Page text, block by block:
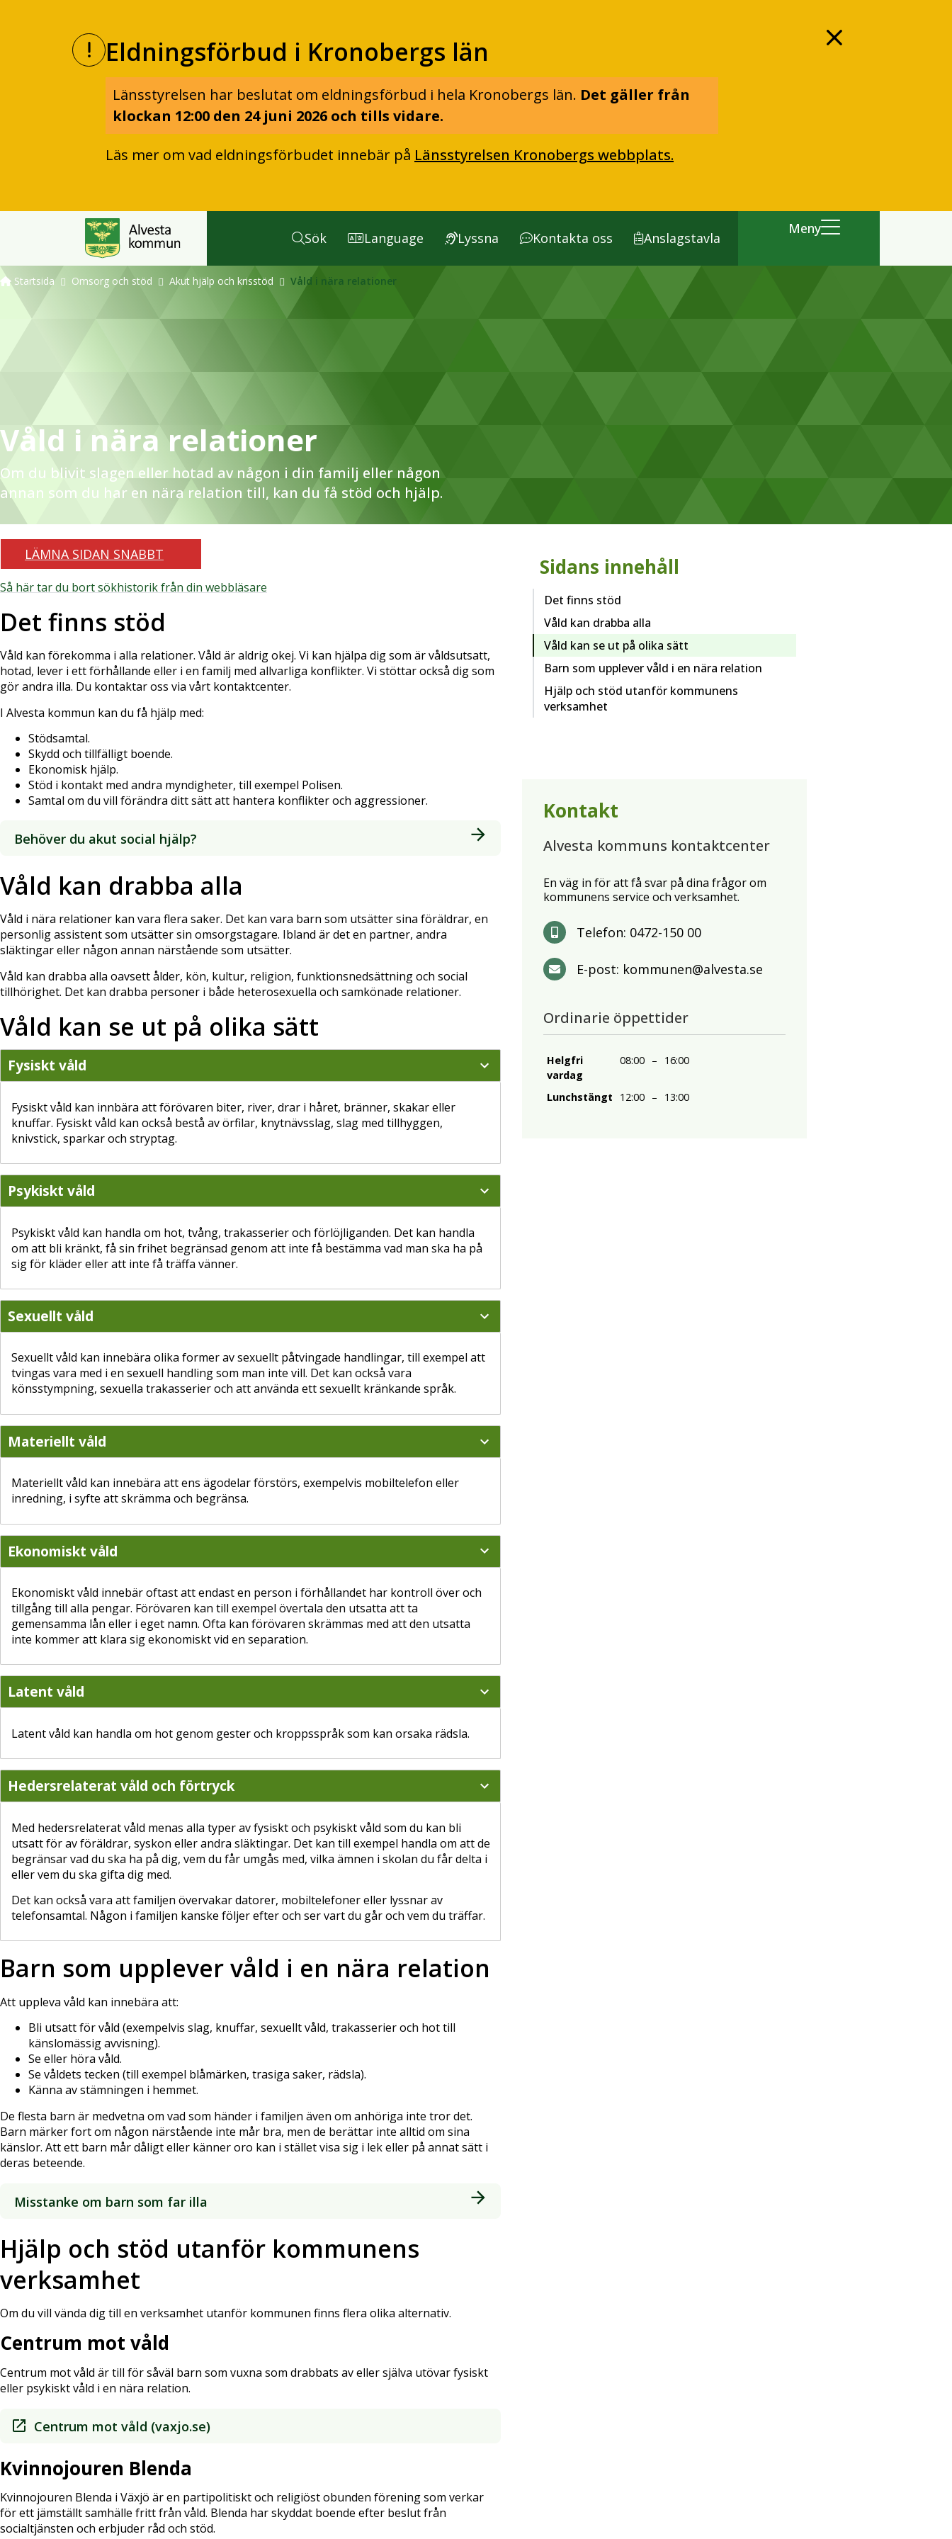
Eldningsförbud i Kronobergs län
Länsstyrelsen har beslutat om eldningsförbud i hela Kronobergs län. Det gäller från
klockan 12:00 den 24 juni 2026 och tills vidare.
Läs mer om vad eldningsförbudet innebär på Länsstyrelsen Kronobergs webbplats.
Sök Language Lyssna Kontakta oss Anslagstavla
Meny
Startsida Omsorg och stöd Akut hjälp och krisstöd Våld i nära relationer
Våld i nära relationer
Om du blivit slagen eller hotad av någon i din familj eller någon
annan som du har en nära relation till, kan du få stöd och hjälp.
LÄMNA SIDAN SNABBT
Så här tar du bort sökhistorik från din webbläsare
Det finns stöd
Våld kan förekomma i alla relationer. Våld är aldrig okej. Vi kan hjälpa dig som är våldsutsatt,
hotad, lever i ett förhållande eller i en familj med allvarliga konflikter. Vi stöttar också dig som
gör andra illa. Du kontaktar oss via vårt kontaktcenter.
I Alvesta kommun kan du få hjälp med:
Stödsamtal.
Skydd och tillfälligt boende.
Ekonomisk hjälp.
Stöd i kontakt med andra myndigheter, till exempel Polisen.
Samtal om du vill förändra ditt sätt att hantera konflikter och aggressioner.
Behöver du akut social hjälp?
Våld kan drabba alla
Våld i nära relationer kan vara flera saker. Det kan vara barn som utsätter sina föräldrar, en
personlig assistent som utsätter sin omsorgstagare. Ibland är det en partner, andra
släktingar eller någon annan närstående som utsätter.
Våld kan drabba alla oavsett ålder, kön, kultur, religion, funktionsnedsättning och social
tillhörighet. Det kan drabba personer i både heterosexuella och samkönade relationer.
Våld kan se ut på olika sätt
Fysiskt våld
Fysiskt våld kan innbära att förövaren biter, river, drar i håret, bränner, skakar eller
knuffar. Fysiskt våld kan också bestå av örfilar, knytnävsslag, slag med tillhyggen,
knivstick, sparkar och stryptag.
Psykiskt våld
Psykiskt våld kan handla om hot, tvång, trakasserier och förlöjliganden. Det kan handla
om att bli kränkt, få sin frihet begränsad genom att inte få bestämma vad man ska ha på
sig för kläder eller att inte få träffa vänner.
Sexuellt våld
Sexuellt våld kan innebära olika former av sexuellt påtvingade handlingar, till exempel att
tvingas vara med i en sexuell handling som man inte vill. Det kan också vara
könsstympning, sexuella trakasserier och att använda ett sexuellt kränkande språk.
Materiellt våld
Materiellt våld kan innebära att ens ägodelar förstörs, exempelvis mobiltelefon eller
inredning, i syfte att skrämma och begränsa.
Ekonomiskt våld
Ekonomiskt våld innebär oftast att endast en person i förhållandet har kontroll över och
tillgång till alla pengar. Förövaren kan till exempel övertala den utsatta att ta
gemensamma lån eller i eget namn. Ofta kan förövaren skrämmas med att den utsatta
inte kommer att klara sig ekonomiskt vid en separation.
Latent våld
Latent våld kan handla om hot genom gester och kroppsspråk som kan orsaka rädsla.
Hedersrelaterat våld och förtryck
Med hedersrelaterat våld menas alla typer av fysiskt och psykiskt våld som du kan bli
utsatt för av föräldrar, syskon eller andra släktingar. Det kan till exempel handla om att de
begränsar vad du ska ha på dig, vem du får umgås med, vilka ämnen i skolan du får delta i
eller vem du ska gifta dig med.
Det kan också vara att familjen övervakar datorer, mobiltelefoner eller lyssnar av
telefonsamtal. Någon i familjen kanske följer efter och ser vart du går och vem du träffar.
Barn som upplever våld i en nära relation
Att uppleva våld kan innebära att:
Bli utsatt för våld (exempelvis slag, knuffar, sexuellt våld, trakasserier och hot till
känslomässig avvisning).
Se eller höra våld.
Se våldets tecken (till exempel blåmärken, trasiga saker, rädsla).
Känna av stämningen i hemmet.
De flesta barn är medvetna om vad som händer i familjen även om anhöriga inte tror det.
Barn märker fort om någon närstående inte mår bra, men de berättar inte alltid om sina
känslor. Att ett barn mår dåligt eller känner oro kan i stället visa sig i lek eller på annat sätt i
deras beteende.
Misstanke om barn som far illa
Hjälp och stöd utanför kommunens
verksamhet
Om du vill vända dig till en verksamhet utanför kommunen finns flera olika alternativ.
Centrum mot våld
Centrum mot våld är till för såväl barn som vuxna som drabbats av eller själva utövar fysiskt
eller psykiskt våld i en nära relation.
Centrum mot våld (vaxjo.se)
Kvinnojouren Blenda
Kvinnojouren Blenda i Växjö är en partipolitiskt och religiöst obunden förening som verkar
för ett jämställt samhälle fritt från våld. Blenda har skyddat boende efter beslut från
socialtjänsten och erbjuder råd och stöd.
Sidans innehåll
Det finns stöd
Våld kan drabba alla
Våld kan se ut på olika sätt
Barn som upplever våld i en nära relation
Hjälp och stöd utanför kommunens
verksamhet
Kontakt
Alvesta kommuns kontaktcenter
En väg in för att få svar på dina frågor om
kommunens service och verksamhet.
Telefon: 0472-150 00
E-post: kommunen@alvesta.se
Ordinarie öppettider
Helgfri
vardag
08:00 – 16:00
Lunchstängt 12:00 – 13:00